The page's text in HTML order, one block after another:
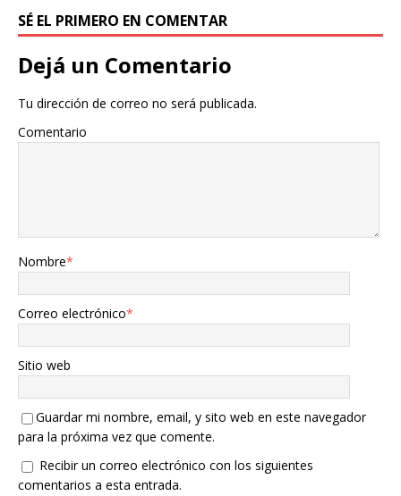
SÉ EL PRIMERO EN COMENTAR
Dejá un Comentario
Tu dirección de correo no será publicada.
Comentario
Nombre*
Correo electrónico*
Sitio web
Guardar mi nombre, email, y sito web en este navegador
para la próxima vez que comente.
Recibir un correo electrónico con los siguientes
comentarios a esta entrada.